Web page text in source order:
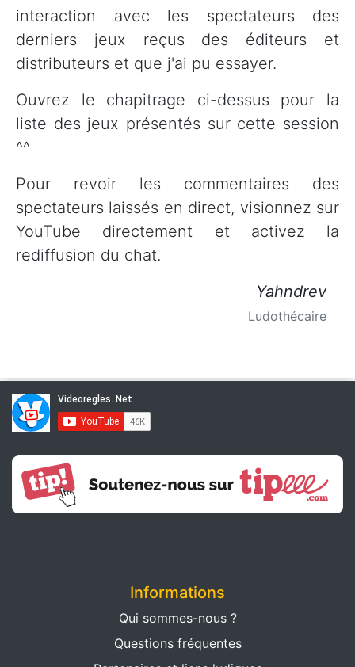
interaction avec les spectateurs des
derniers jeux reçus des éditeurs et
distributeurs et que j'ai pu essayer.
Ouvrez le chapitrage ci-dessus pour la
liste des jeux présentés sur cette session
^^
Pour revoir les commentaires des
spectateurs laissés en direct, visionnez sur
YouTube directement et activez la
rediffusion du chat.
Yahndrev
Ludothécaire
Informations
Qui sommes-nous ?
Questions fréquentes